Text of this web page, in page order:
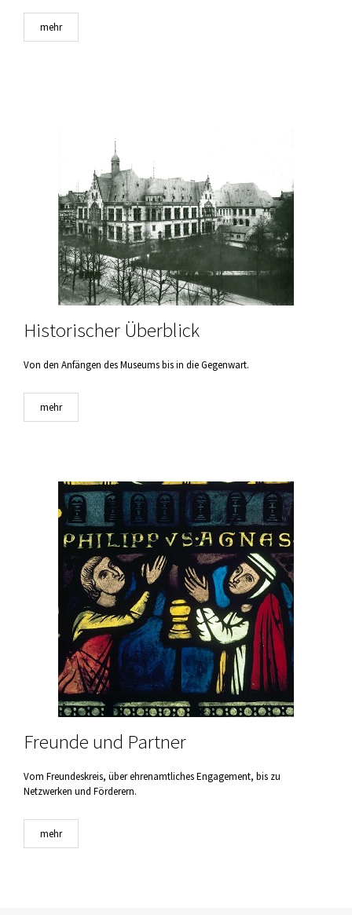
mehr
Historischer Überblick
Von den Anfängen des Museums bis in die Gegenwart.
mehr
Freunde und Partner
Vom Freundeskreis, über ehrenamtliches Engagement, bis zu
Netzwerken und Förderern.
mehr